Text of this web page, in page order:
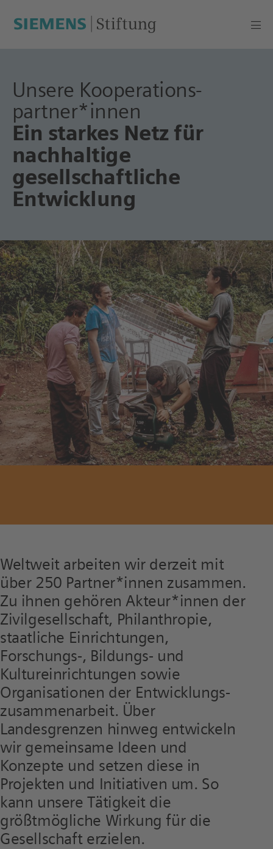
Unsere Kooperations­
partner*innen
Ein starkes Netz für
nachhaltige
gesellschaftliche
Entwicklung
Weltweit arbeiten wir derzeit mit
über 250 Partner*innen zusammen.
Zu ihnen gehören Akteur*innen der
Zivilgesellschaft, Philanthropie,
staatliche Einrichtungen,
Forschungs-, Bildungs- und
Kultureinrichtungen sowie
Organisationen der Entwicklungs­
zusammenarbeit. Über
Landesgrenzen hinweg entwickeln
wir gemeinsame Ideen und
Konzepte und setzen diese in
Projekten und Initiativen um. So
kann unsere Tätigkeit die
größtmögliche Wirkung für die
Gesellschaft erzielen.